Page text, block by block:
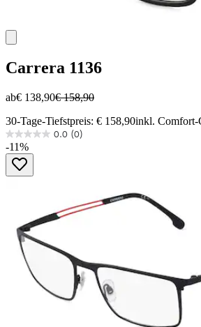
Carrera 1136
ab€ 138,90€ 158,90
30-Tage-Tiefstpreis: € 158,90inkl. Comfort-
0.0 (0)
0.0
von
Sternen.
-11%